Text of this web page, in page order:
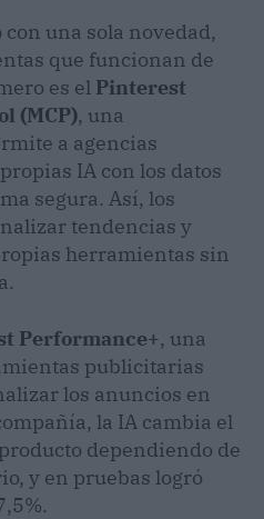
una sola novedad,
que funcionan de
es el Pinterest
(MCP), una
a agencias
IA con los datos
segura. Así, los
tendencias y
herramientas sin
Performance+, una
publicitarias
los anuncios en
la IA cambia el
dependiendo de
y en pruebas logró